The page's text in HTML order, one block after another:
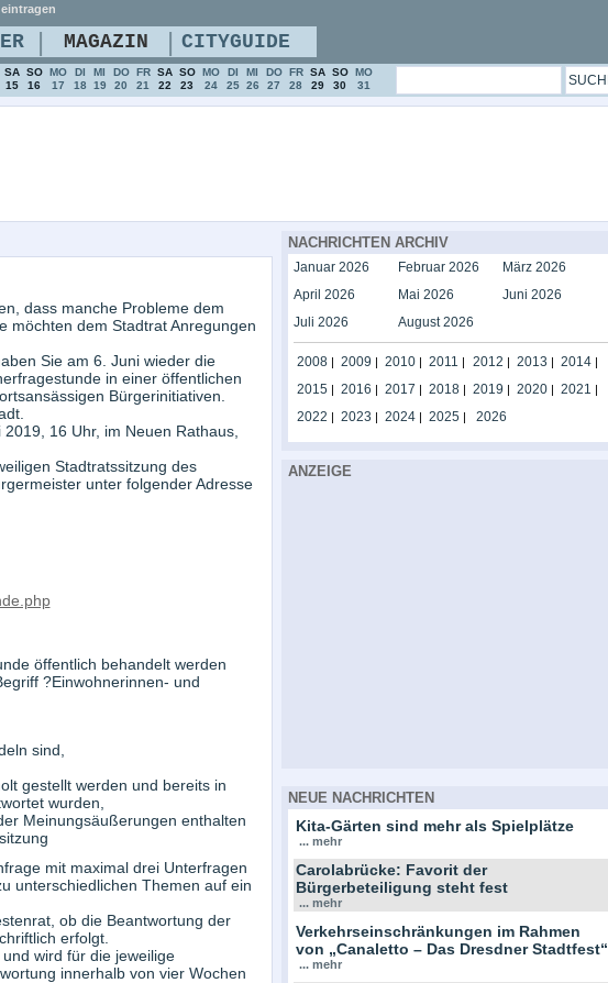
dass manche Probleme dem
möchten dem Stadtrat Anregungen
Sie am 6. Juni wieder die
in einer öffentlichen
Bürgerinitiativen.
16 Uhr, im Neuen Rathaus,
Stadtratssitzung des
unter folgender Adresse
öffentlich behandelt werden
?Einwohnerinnen- und
sind,
gestellt werden und bereits in
wurden,
Meinungsäußerungen enthalten
mit maximal drei Unterfragen
unterschiedlichen Themen auf ein
ob die Beantwortung der
erfolgt.
wird für die jeweilige
innerhalb von vier Wochen
NACHRICHTEN ARCHIV
Januar 2026 Februar 2026
März 2026
April 2026
Mai 2026
Juni 2026
Juli 2026
August 2026
2008| 2009 | 2010| 2011 | 2012 | 2013 | 2014|
2015| 2016 | 2017 | 2018| 2019 | 2020| 2021 |
2022 | 2023 | 2024| 2025| 2026
ANZEIGE
NEUE NACHRICHTEN
Kita-Gärten sind mehr als Spielplätze
... mehr
Carolabrücke: Favorit der
Bürgerbeteiligung steht fest
... mehr
Verkehrseinschränkungen im Rahmen
von „Canaletto – Das Dresdner Stadtfest“
... mehr
| MAGAZIN | CITYGUIDE
SA
15
SO
16
MO
17
DI
18
MI
19
DO
20
FR
21
SA
22
SO
23
MO
24
DI
25
MI
26
DO
27
FR
28
SA
29
SO
30
MO
31